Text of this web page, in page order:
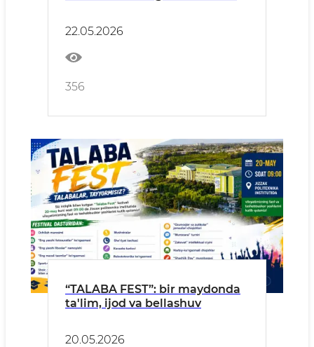
22.05.2026
356
“TALABA FEST”: bir maydonda
ta'lim, ijod va bellashuv
20.05.2026